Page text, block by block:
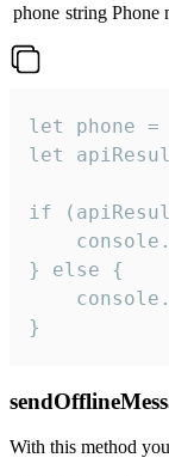
phone string Phone
let phone =
let
if
} else {
}
With this method